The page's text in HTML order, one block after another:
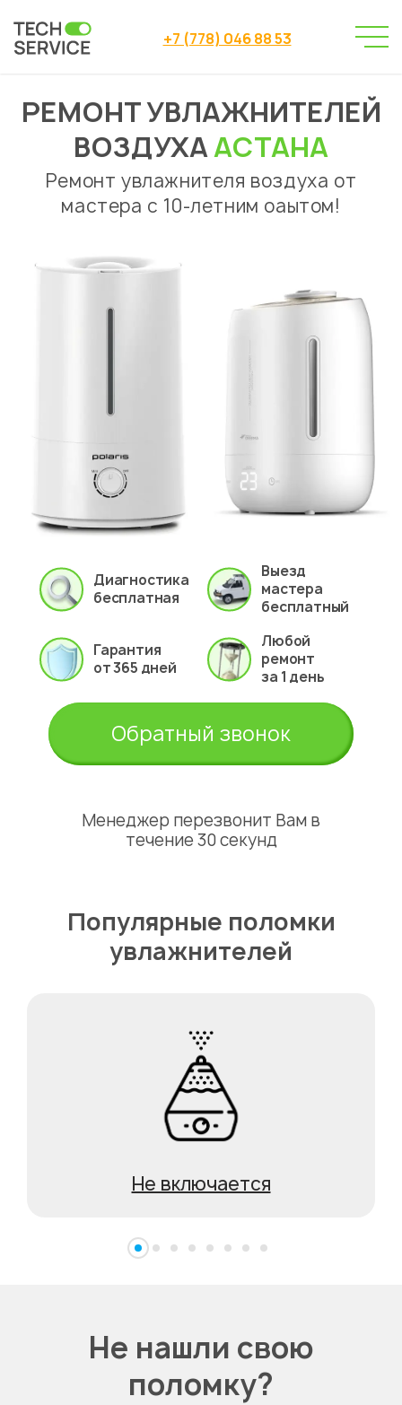
+7 (778) 046 88 53
Сервисный центр
→
Сервисный центр Астана
→
Ремонт увлажнителей воздуха
РЕМОНТ УВЛАЖНИТЕЛЕЙ
ВОЗДУХААСТАНА
Ремонт увлажнителя воздуха от
мастера с 10-летним оаытом!
Диагностика
бесплатная
Выезд
мастера
бесплатный
Гарантия
от 365 дней
Любой
ремонт
за 1 день
Обратный звонок
Менеджер перезвонит Вам в
течение 30 секунд
Популярные поломки
увлажнителей
Не включается
Не нашли свою
поломку?